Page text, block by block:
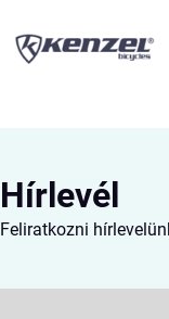
Hírlevél
Feliratkozni